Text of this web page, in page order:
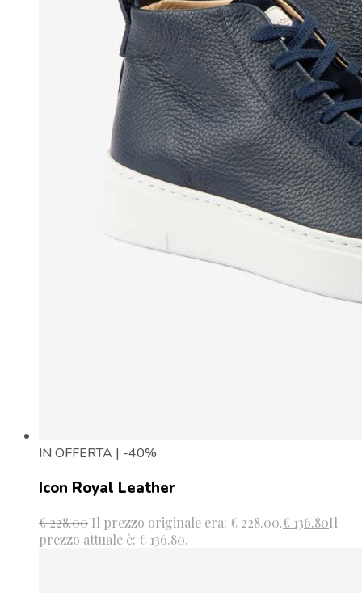
IN OFFERTA | -40%
Icon Royal Leather
€228.00 Il prezzo originale era: € 228.00.€ 136.80Il
prezzo attuale è: € 136.80.